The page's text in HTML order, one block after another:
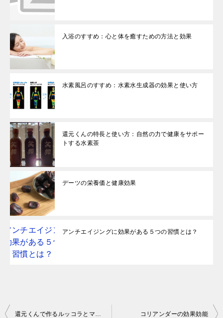
入浴のすすめ：心と体を癒すための方法と効果
水素風呂のすすめ：水素水生成器の効果と使い方
還元くんの特長と使い方：自然の力で健康をサポー
トする水素茶
デーツの栄養価と健康効果
アンチエイジングに効果がある５つの習慣とは？
投
還元くんで作るルッコラとマリーゴールドのハーブティー コリアンダーの効果効能